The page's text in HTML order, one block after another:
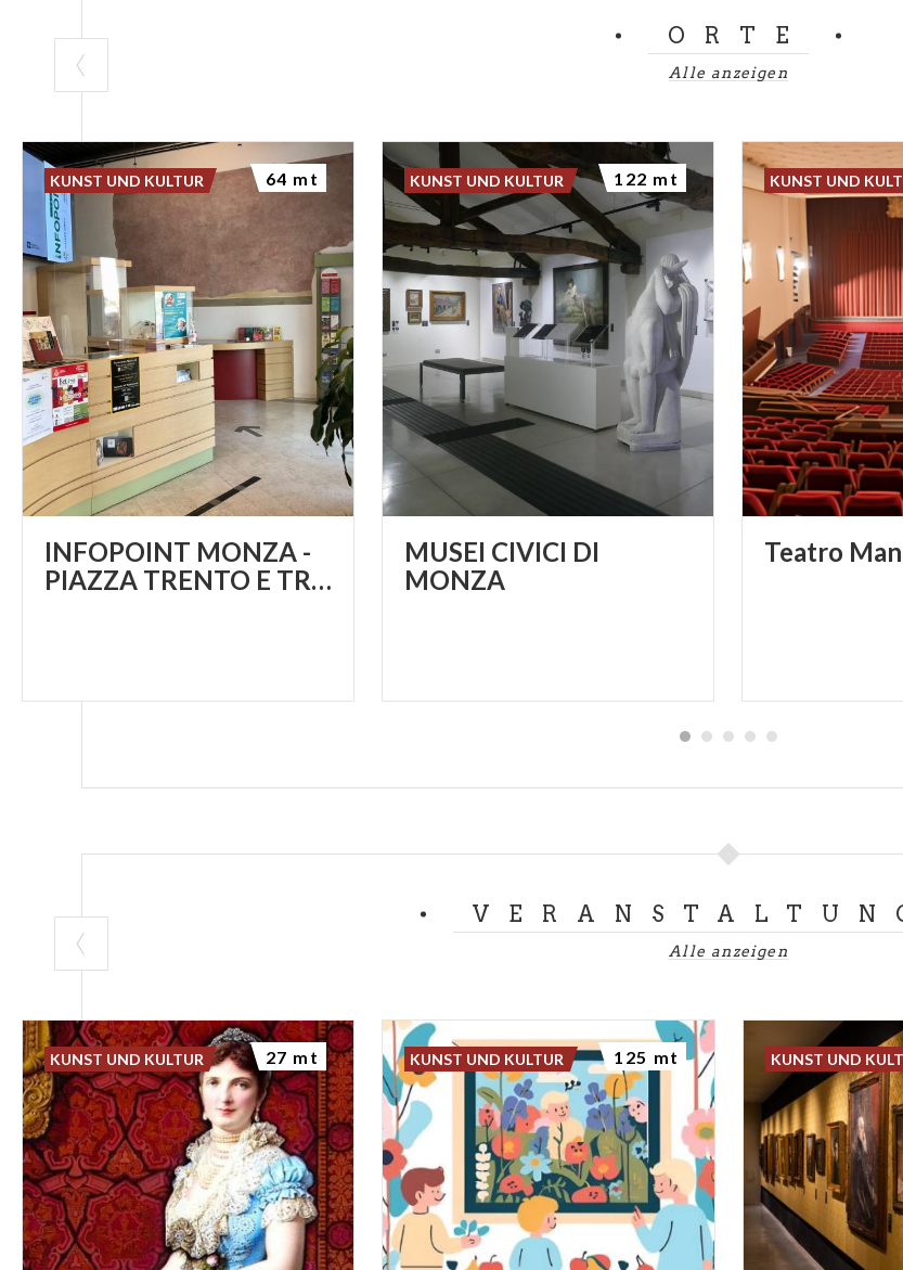
ORTE
Alle anzeigen
INFOPOINT MONZA -
PIAZZA TRENTO E TRIESTE
KUNST UND KULTUR 64 mt
MUSEI CIVICI DI
MONZA
KUNST UND KULTUR 122 mt
Teatro
KUNST UND
Alle anzeigen
KUNST UND KULTUR 27 mt KUNST UND KULTUR 125 mt KUNST UND